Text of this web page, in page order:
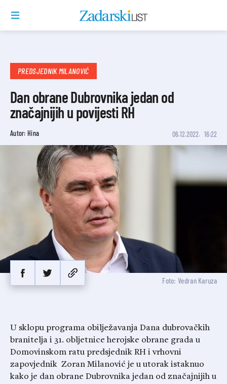
PREDSJEDNIK MILANOVIĆ
Dan obrane Dubrovnika jedan od
značajnijih u povijesti RH
Autor: Hina 06.12.2022. 16:22
Foto: Vedran Karuza
U sklopu programa obilježavanja Dana dubrovačkih
branitelja i 31. obljetnice herojske obrane grada u
Domovinskom ratu predsjednik RH i vrhovni
zapovjednik Zoran Milanović je u utorak istaknuo
kako je dan obrane Dubrovnika jedan od značajnijih u